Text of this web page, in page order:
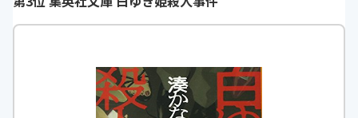
崎さんの過去に胸を締め付けられた
り、、読んでいる方の感情変化が忙
https://monita.online
かち合いたいと思